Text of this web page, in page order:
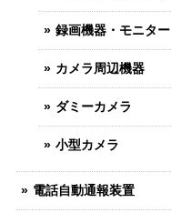
録画機器・モニター
カメラ周辺機器
ダミーカメラ
小型カメラ
電話自動通報装置